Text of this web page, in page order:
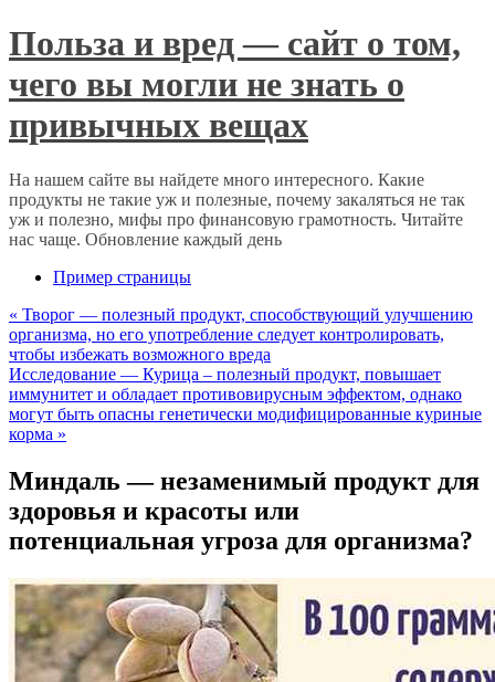
Польза и вред — сайт о том,
чего вы могли не знать о
привычных вещах
На нашем сайте вы найдете много интересного. Какие
продукты не такие уж и полезные, почему закаляться не так
уж и полезно, мифы про финансовую грамотность. Читайте
нас чаще. Обновление каждый день
Пример страницы
« Творог — полезный продукт, способствующий улучшению
организма, но его употребление следует контролировать,
чтобы избежать возможного вреда
Исследование — Курица – полезный продукт, повышает
иммунитет и обладает противовирусным эффектом, однако
могут быть опасны генетически модифицированные куриные
корма »
Миндаль — незаменимый продукт для
здоровья и красоты или
потенциальная угроза для организма?